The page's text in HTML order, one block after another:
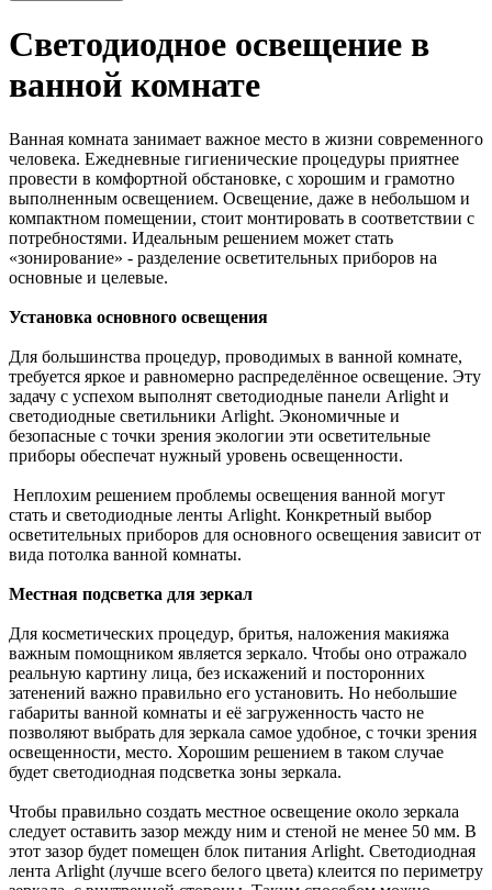
Светодиодное освещение в
ванной комнате
Ванная комната занимает важное место в жизни современного
человека. Ежедневные гигиенические процедуры приятнее
провести в комфортной обстановке, с хорошим и грамотно
выполненным освещением. Освещение, даже в небольшом и
компактном помещении, стоит монтировать в соответствии с
потребностями. Идеальным решением может стать
«зонирование» - разделение осветительных приборов на
основные и целевые.
Установка основного освещения
Для большинства процедур, проводимых в ванной комнате,
требуется яркое и равномерно распределённое освещение. Эту
задачу с успехом выполнят светодиодные панели Arlight и
светодиодные светильники Arlight. Экономичные и
безопасные с точки зрения экологии эти осветительные
приборы обеспечат нужный уровень освещенности.
Неплохим решением проблемы освещения ванной могут
стать и светодиодные ленты Arlight. Конкретный выбор
осветительных приборов для основного освещения зависит от
вида потолка ванной комнаты.
Местная подсветка для зеркал
Для косметических процедур, бритья, наложения макияжа
важным помощником является зеркало. Чтобы оно отражало
реальную картину лица, без искажений и посторонних
затенений важно правильно его установить. Но небольшие
габариты ванной комнаты и её загруженность часто не
позволяют выбрать для зеркала самое удобное, с точки зрения
освещенности, место. Хорошим решением в таком случае
будет светодиодная подсветка зоны зеркала.
Чтобы правильно создать местное освещение около зеркала
следует оставить зазор между ним и стеной не менее 50 мм. В
этот зазор будет помещен блок питания Arlight. Светодиодная
лента Arlight (лучше всего белого цвета) клеится по периметру